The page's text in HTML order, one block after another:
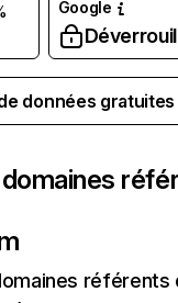
Google
données
référents